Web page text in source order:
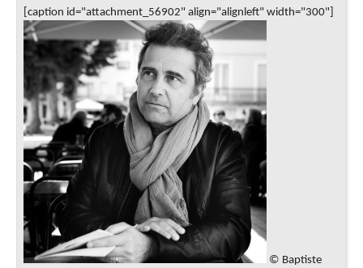
[caption id="attachment_56902" align="alignleft" width="300"]
© Baptiste